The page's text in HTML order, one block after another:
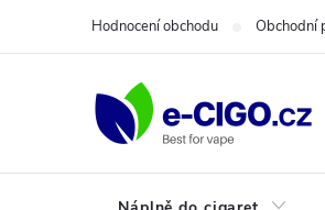
Hodnocení obchodu Obchodní